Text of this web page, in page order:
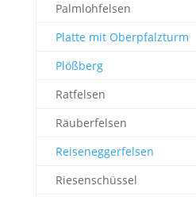
Palmlohfelsen
Platte mit Oberpfalzturm
Plößberg
Ratfelsen
Räuberfelsen
Reiseneggerfelsen
Riesenschüssel